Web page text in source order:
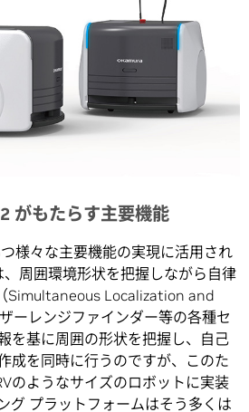
がもたらす主要機能
様々な主要機能の実現に活用され
周囲環境形状を把握しながら自律
Simultaneous Localization and
ーレンジファインダー等の各種セ
を基に周囲の形状を把握し、自己
成を同時に行うのですが、このた
のようなサイズのロボットに実装
グ プラットフォームはそう多くは